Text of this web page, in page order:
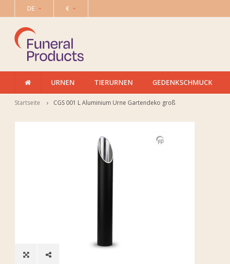
DE €
URNEN TIERURNEN GEDENKSCHMUCK
Startseite CGS 001 L Aluminium Urne Gartendeko groß